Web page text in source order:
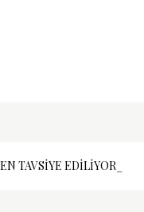
TAVSIYE EDILIYOR_